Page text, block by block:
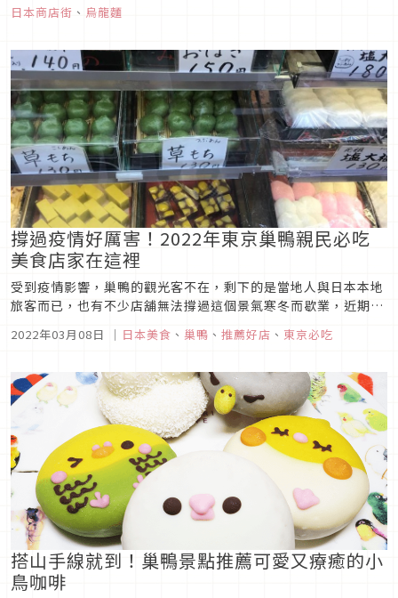
嘗甜中帶鹹的開運鹽大福，買套帶來好運的紅色內衣褲，在迴遊
日本商店街 、 烏龍麵
撐過疫情好厲害！2022年東京巢鴨親民必吃
美食店家在這裡
受到疫情影響，巢鴨的觀光客不在，剩下的是當地人與日本本地
旅客而已，也有不少店舖無法撐過這個景氣寒冬而歇業，近期傳
場疫情景氣寒冬的巢鴨的親民美食店家！ 2020年巢鴨必吃平價
2022年03月08日 ｜ 日本美食 、 巢鴨 、 推薦好店 、 東京必吃
搭山手線就到！巢鴨景點推薦可愛又療癒的小
鳥咖啡